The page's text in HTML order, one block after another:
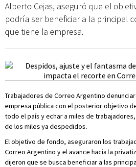
Alberto Cejas, aseguró que el
podría ser beneficiar a la principal
que tiene la empresa.
Trabajadores de Correo Argentino
empresa pública con el posterior objetivo
todo el país y echar a miles de
de los miles ya despedidos.
El objetivo de fondo, aseguraron los
Correo Argentino y el avance hacia la
dijeron que se busca beneficiar a las